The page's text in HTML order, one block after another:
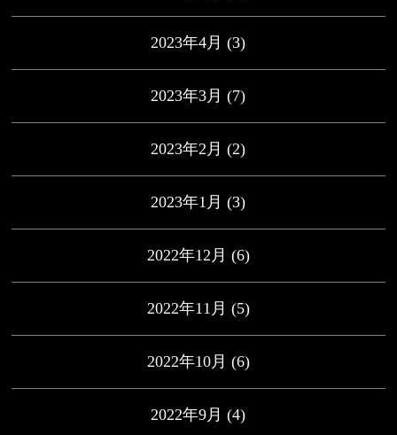
2023年4月 (3)
2023年3月 (7)
2023年2月 (2)
2023年1月 (3)
2022年12月 (6)
2022年11月 (5)
2022年10月 (6)
2022年9月 (4)